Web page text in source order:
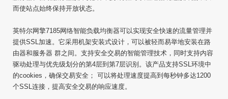
而使站点始终保持开放状态。
英特尔网擎7185网络智能负载均衡器可以实现安全快速的流量管理并
提供SSL加速。它采用机架安装式设计，可以被轻而易举地安装在路
由器和服务器 群之间。支持安全交易的智能管理技术，同时支持内容
驱动处理与优先级划分的第4层到第7层识别。该产品支持SSL环境中
的cookies，确保交易安全； 可以将处理速度提高到每秒钟多达1200
个SSL连接，提高安全交易的响应速度。